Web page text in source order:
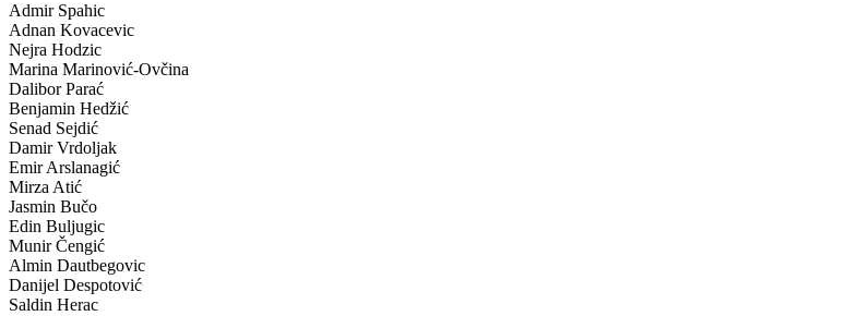
Admir Spahic
Adnan Kovacevic
Nejra Hodzic
Marina Marinović-Ovčina
Dalibor Parać
Benjamin Hedžić
Senad Sejdić
Damir Vrdoljak
Emir Arslanagić
Mirza Atić
Jasmin Bučo
Edin Buljugic
Munir Čengić
Almin Dautbegovic
Danijel Despotović
Saldin Herac